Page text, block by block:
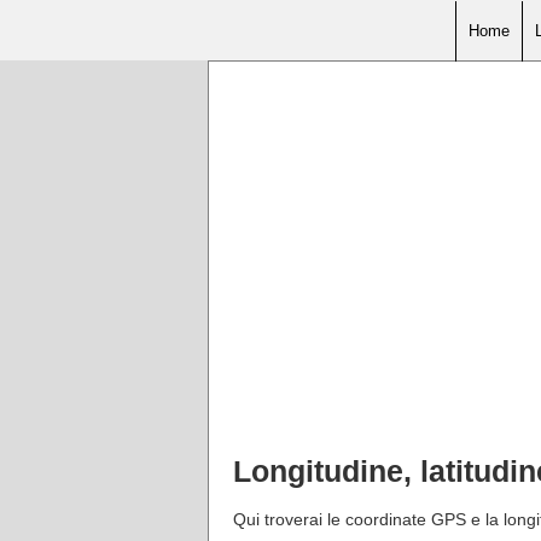
Home
Longitudine,
Qui troverai le coordinate GPS e la